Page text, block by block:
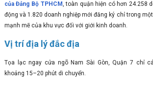
của Đảng Bộ TPHCM, toàn quận hiện có hơn 24.258
động và 1.820 doanh nghiệp mới đăng ký chỉ trong
mạnh mẽ của khu vực đối với giới kinh doanh.
Vị trí địa lý đắc địa
Tọa lạc ngay cửa ngõ Nam Sài Gòn, Quận 7 chỉ
khoảng 15–20 phút di chuyển.